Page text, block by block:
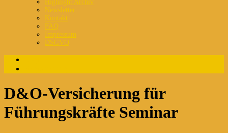
Highlight Archiv
Newsletter
Kontakt
FAQ
Impressum
DSGVO
D&O-Versicherung für
Führungskräfte Seminar